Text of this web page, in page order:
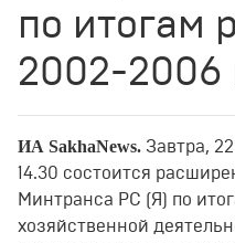
по итогам
2002-2006
ИА SakhaNews. Завтра,
14.30 состоится
Минтранса РС (Я) по
хозяйственной